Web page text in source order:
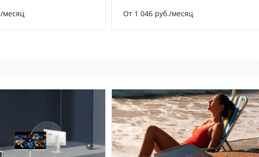
месяц От 1 046 руб./месяц